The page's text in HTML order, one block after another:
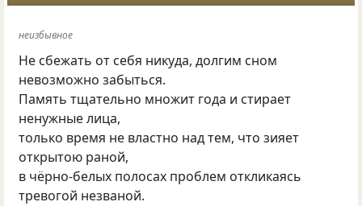
неизбывное
Не сбежать от себя никуда, долгим сном
невозможно забыться.
Память тщательно множит года и стирает
ненужные лица,
только время не властно над тем, что зияет
открытою раной,
в чёрно-белых полосах проблем откликаясь
тревогой незваной.